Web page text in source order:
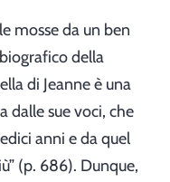
mosse da un ben
della
di Jeanne è una
dalle sue voci, che
anni e da quel
(p. 686). Dunque,